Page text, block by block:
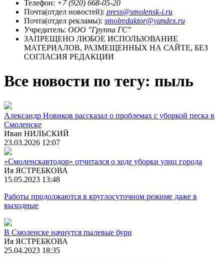
Телефон: +7 (920) 668-05-20
Почта(отдел новостей): press@smolensk-i.ru
Почта(отдел рекламы): smolredaktor@yandex.ru
Учредитель: ООО "Группа ГС"
ЗАПРЕЩЕНО ЛЮБОЕ ИСПОЛЬЗОВАНИЕ
МАТЕРИАЛОВ, РАЗМЕЩЕННЫХ НА САЙТЕ, БЕЗ
СОГЛАСИЯ РЕДАКЦИИ
Все новости по тегу: пыль
Александр Новиков рассказал о проблемах с уборкой песка в
Смоленске
Иван НИЛЬСКИЙ
23.03.2026 12:07
«Смоленскавтодор» отчитался о ходе уборки улиц города
Ия ЯСТРЕБКОВА
15.05.2023 13:48
Работы продолжаются в круглосуточном режиме даже в
выходные
В Смоленске начнутся пылевые бури
Ия ЯСТРЕБКОВА
25.04.2023 18:35